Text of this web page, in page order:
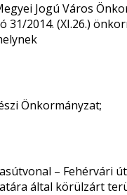
Jogú Város
2014. (XI.26.)
Önkormányzat;
– Fehérvári
által körülzárt